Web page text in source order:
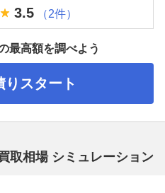
3.5 （2件）
最高額を調べよう
りスタート
取相場 シミュレーション